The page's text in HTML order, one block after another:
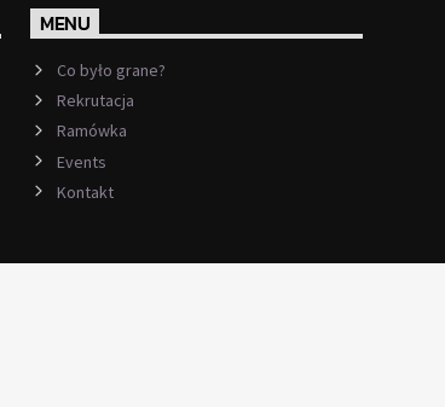
MENU
Co było grane?
Rekrutacja
Ramówka
Events
Kontakt